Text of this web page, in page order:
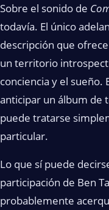
Sobre el sonido de
todavía. El único
descripción que
un territorio
conciencia y el sueño.
anticipar un álbum de
puede tratarse
particular.
Lo que sí puede
participación de Ben
probablemente